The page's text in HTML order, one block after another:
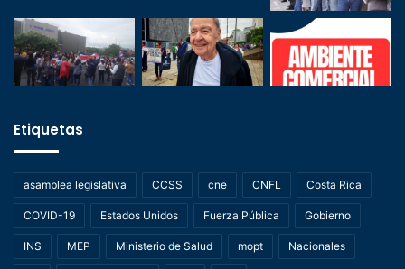
Etiquetas
asamblea legislativa CCSS cne CNFL Costa Rica
COVID-19 Estados Unidos Fuerza Pública Gobierno
INS MEP Ministerio de Salud mopt Nacionales